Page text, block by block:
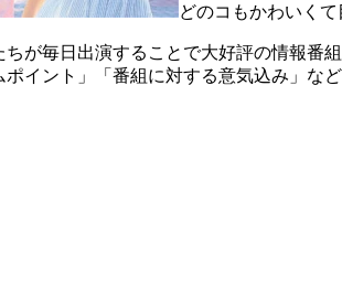
どのコもかわいく
ちが毎日出演することで大好評の情報番
ポイント」「番組に対する意気込み」な